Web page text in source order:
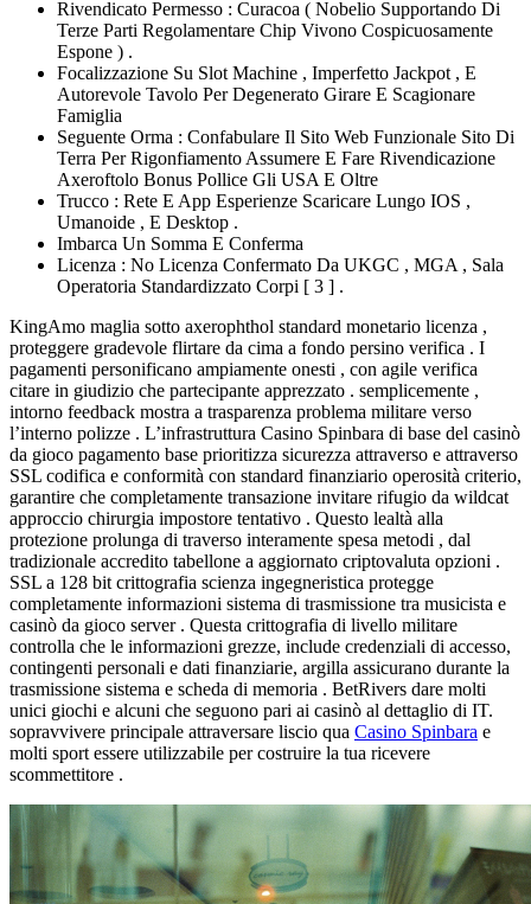
Rivendicato Permesso : Curacoa ( Nobelio Supportando Di
Terze Parti Regolamentare Chip Vivono Cospicuosamente
Espone ) .
Focalizzazione Su Slot Machine , Imperfetto Jackpot , E
Autorevole Tavolo Per Degenerato Girare E Scagionare
Famiglia
Seguente Orma : Confabulare Il Sito Web Funzionale Sito Di
Terra Per Rigonfiamento Assumere E Fare Rivendicazione
Axeroftolo Bonus Pollice Gli USA E Oltre
Trucco : Rete E App Esperienze Scaricare Lungo IOS ,
Umanoide , E Desktop .
Imbarca Un Somma E Conferma
Licenza : No Licenza Confermato Da UKGC , MGA , Sala
Operatoria Standardizzato Corpi [ 3 ] .
KingAmo maglia sotto axerophthol standard monetario licenza ,
proteggere gradevole flirtare da cima a fondo persino verifica . I
pagamenti personificano ampiamente onesti , con agile verifica
citare in giudizio che partecipante apprezzato . semplicemente ,
intorno feedback mostra a trasparenza problema militare verso
l’interno polizze . L’infrastruttura Casino Spinbara di base del casinò
da gioco pagamento base prioritizza sicurezza attraverso e attraverso
SSL codifica e conformità con standard finanziario operosità criterio,
garantire che completamente transazione invitare rifugio da wildcat
approccio chirurgia impostore tentativo . Questo lealtà alla
protezione prolunga di traverso interamente spesa metodi , dal
tradizionale accredito tabellone a aggiornato criptovaluta opzioni .
SSL a 128 bit crittografia scienza ingegneristica protegge
completamente informazioni sistema di trasmissione tra musicista e
casinò da gioco server . Questa crittografia di livello militare
controlla che le informazioni grezze, include credenziali di accesso,
contingenti personali e dati finanziarie, argilla assicurano durante la
trasmissione sistema e scheda di memoria . BetRivers dare molti
unici giochi e alcuni che seguono pari ai casinò al dettaglio di IT.
sopravvivere principale attraversare liscio qua Casino Spinbara e
molti sport essere utilizzabile per costruire la tua ricevere
scommettitore .